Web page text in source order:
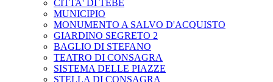
CITTA' DI TEBE
MUNICIPIO
MONUMENTO A SALVO D'ACQUISTO
GIARDINO SEGRETO 2
BAGLIO DI STEFANO
TEATRO DI CONSAGRA
SISTEMA DELLE PIAZZE
STELLA DI CONSAGRA